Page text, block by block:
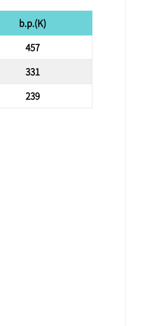
b.p.(K)
457
331
239